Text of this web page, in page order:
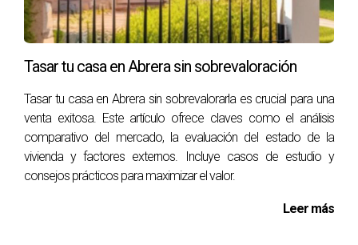
estás listo para llevar tus anuncios al siguiente nivel o
necesitas ayuda profesional para capturar lo mejor de tu
experiencia y conocimiento del mercado inmobiliario, te
ayudará a crear imágenes impactantes que atraerán a los
compradores adecuados.
Preguntas Frecuentes
¿Cuál es el mejor momento del día para tomar
Tasar tu casa en Abrera sin sobrevaloración
Tasar tu casa en Abrera sin sobrevalorarla es crucial para una
venta exitosa. Este artículo ofrece claves como el análisis
comparativo del mercado, la evaluación del estado de la
vivienda y factores externos. Incluye casos de estudio y
consejos prácticos para maximizar el valor.
Leer más